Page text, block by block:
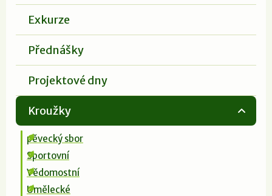
Exkurze
Přednášky
Projektové dny
Kroužky
pěvecký sbor
Sportovní
Vědomostní
Umělecké